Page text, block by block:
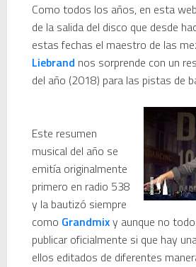
Como todos los años, en esta
de la salida del disco que desde
estas fechas el maestro de las
Liebrand nos sorprende con un
del año (2018) para las pistas de
Este resumen
musical del año se
emitía originalmente
primero en radio 538
y la bautizó siempre
como Grandmixy aunque no
publicar oficialmente si que hay
ellos editados de diferentes